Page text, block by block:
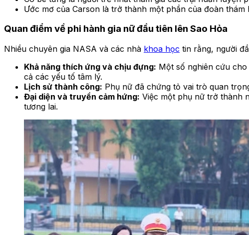
Ước mơ của Carson là trở thành một phần của đoàn
Quan điểm về phi hành gia nữ đầu tiên lên Sao Hỏa
Nhiều chuyên gia NASA và các nhà khoa học tin rằng, người
Khả năng thích ứng và chịu đựng: Một số nghiên cứu
cả các yếu tố tâm lý.
Lịch sử thành công: Phụ nữ đã chứng tỏ vai trò quan
Đại diện và truyền cảm hứng: Việc một phụ nữ trở thành
tương lai.